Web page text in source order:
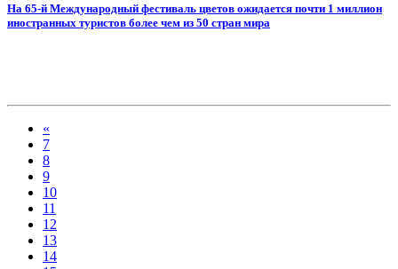
На 65-й Международный фестиваль цветов ожидается почти 1 миллион
иностранных туристов более чем из 50 стран мира
«
7
8
9
10
11
12
13
14